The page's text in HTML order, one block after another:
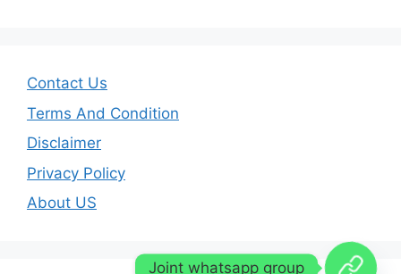
Contact Us
Terms And Condition
Disclaimer
Privacy Policy
About US
Joint whatsapp group